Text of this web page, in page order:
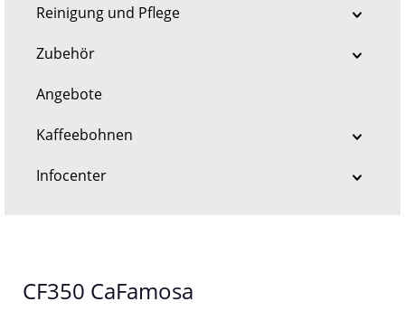
Reinigung und Pflege
Zubehör
Angebote
Kaffeebohnen
Infocenter
CF350 CaFamosa